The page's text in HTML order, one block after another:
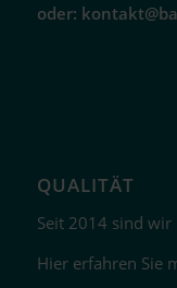
oder:
QUALITÄT
Seit 2014 sind
Hier erfahren Sie